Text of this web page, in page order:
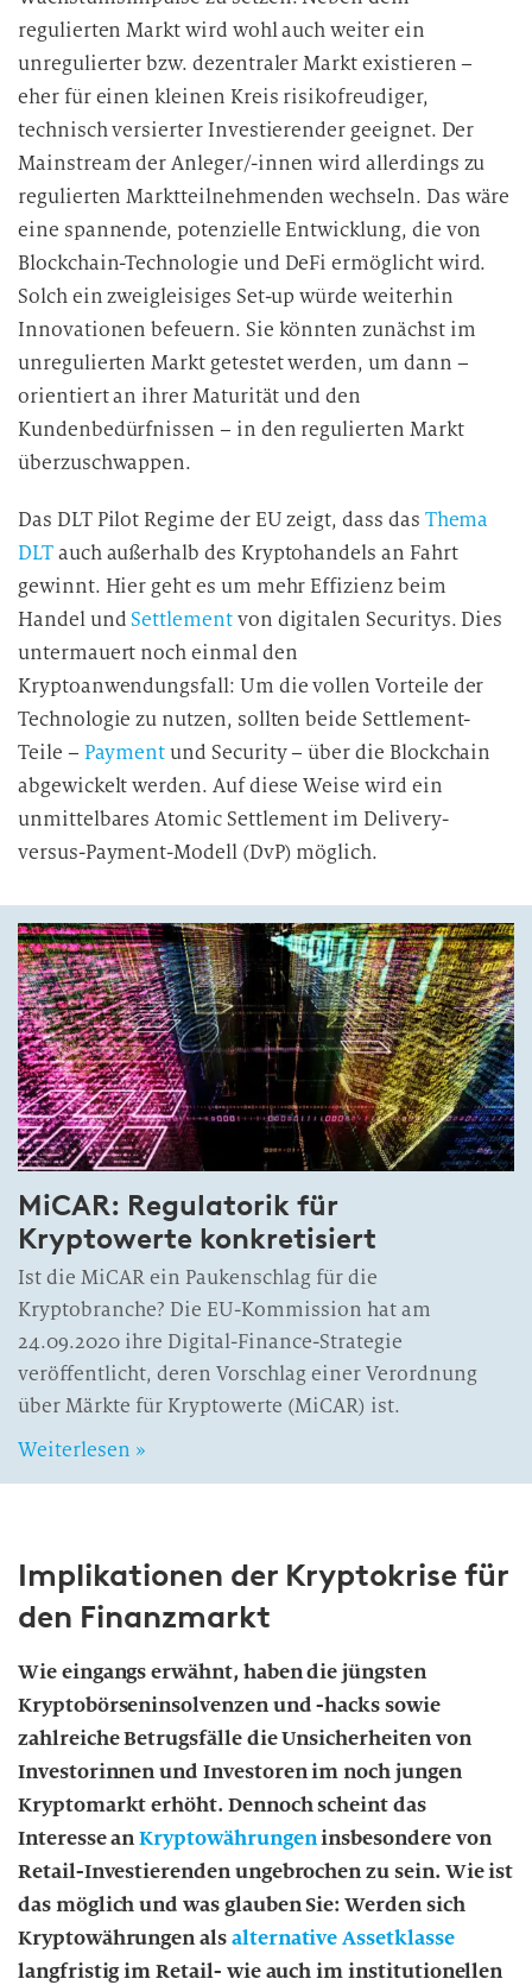
r
b
e
i
u
n
g
regulierten Markt wird wohl auch weiter ein
unregulierter bzw. dezentraler Markt existieren –
eher für einen kleinen Kreis risikofreudiger,
technisch versierter Investierender geeignet. Der
Mainstream der Anleger/-innen wird allerdings zu
regulierten Marktteilnehmenden wechseln. Das wäre
eine spannende, potenzielle Entwicklung, die von
Blockchain-Technologie und DeFi ermöglicht wird.
Solch ein zweigleisiges Set-up würde weiterhin
Innovationen befeuern. Sie könnten zunächst im
unregulierten Markt getestet werden, um dann –
orientiert an ihrer Maturität und den
Kundenbedürfnissen – in den regulierten Markt
überzuschwappen.
Das DLT Pilot Regime der EU zeigt, dass das Thema
DLTauch außerhalb des Kryptohandels an Fahrt
gewinnt. Hier geht es um mehr Effizienz beim
Handel undSettlementvon digitalen Securitys. Dies
untermauert noch einmal den
Kryptoanwendungsfall: Um die vollen Vorteile der
Technologie zu nutzen, sollten beide Settlement-
Teile – Paymentund Security – über die Blockchain
abgewickelt werden. Auf diese Weise wird ein
unmittelbares Atomic Settlement im Delivery-
versus-Payment-Modell (DvP) möglich.
MiCAR: Regulatorik für
Kryptowerte konkretisiert
Ist die MiCAR ein Paukenschlag für die
Kryptobranche? Die EU-Kommission hat am
24.09.2020 ihre Digital-Finance-Strategie
veröffentlicht, deren Vorschlag einer Verordnung
über Märkte für Kryptowerte (MiCAR) ist.
Weiterlesen »
Implikationen der Kryptokrise für
den Finanzmarkt
Wie eingangs erwähnt, haben die jüngsten
Kryptobörseninsolvenzen und -hacks sowie
zahlreiche Betrugsfälle die Unsicherheiten von
Investorinnen und Investoren im noch jungen
Kryptomarkt erhöht. Dennoch scheint das
Interesse anKryptowährungeninsbesondere von
Retail-Investierenden ungebrochen zu sein. Wie ist
das möglich und was glauben Sie: Werden sich
Kryptowährungen alsalternative Assetklasse
langfristig im Retail- wie auch im institutionellen